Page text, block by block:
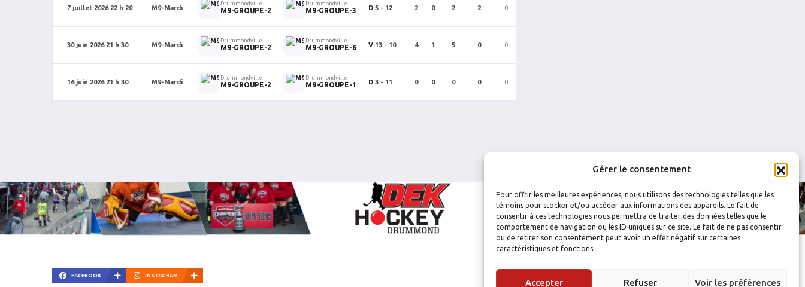
Gérer le consentement
Pour offrir les meilleures expériences, nous utilisons des technologies telles que les
témoins pour stocker et/ou accéder aux informations des appareils. Le fait de
consentir à ces technologies nous permettra de traiter des données telles que le
comportement de navigation ou les ID uniques sur ce site. Le fait de ne pas consentir
ou de retirer son consentement peut avoir un effet négatif sur certaines
caractéristiques et fonctions.
Accepter Refuser Voir les préférences
7 juillet 2026 22 h 20 M9-Mardi
Drummondville
M9-GROUPE-2
Drummondville
M9-GROUPE-3 D 5 - 12 2 0 2 2 0
30 juin 2026 21 h 30 M9-Mardi
Drummondville
M9-GROUPE-2
Drummondville
M9-GROUPE-6 V 13 - 10 4 1 5 0 0
16 juin 2026 21 h 30 M9-Mardi
Drummondville
M9-GROUPE-2
Drummondville
M9-GROUPE-1 D 3 - 11 0 0 0 0 0
FACEBOOK INSTAGRAM